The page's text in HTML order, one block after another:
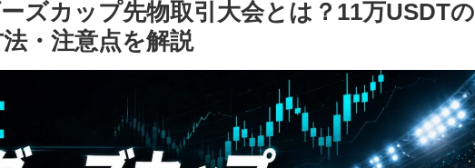
ズカップ先物取引大会とは？11万USDTの
・注意点を解説